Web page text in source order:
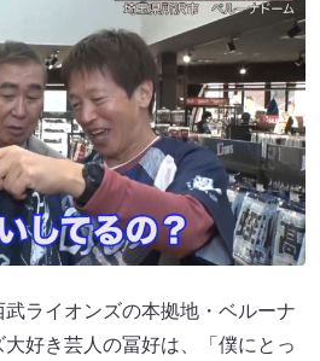
ライオンズの本拠地・ベルーナ
大好き芸人の冨好は、「僕にとっ